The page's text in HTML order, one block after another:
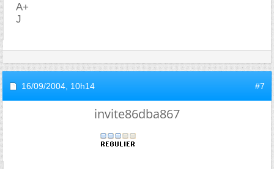
A+
J
16/09/2004, 10h14 #7
invite86dba867